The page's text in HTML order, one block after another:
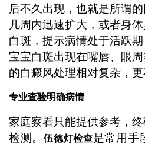
后不久出现，也就是所谓
几周内迅速扩大，或者身
白斑，提示病情处于活跃
宝宝白斑出现在嘴唇、眼
的白癜风处理相对复杂，更
专业查验明确病情
家庭察看只能提供参考，
检测。伍德灯检查是常用手